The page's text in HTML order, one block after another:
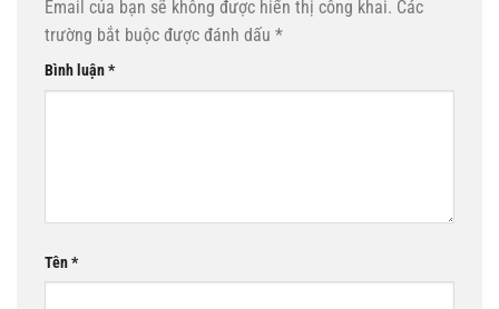
Email của bạn sẽ không được hiển thị công khai. Các
trường bắt buộc được đánh dấu *
Bình luận*
Tên*